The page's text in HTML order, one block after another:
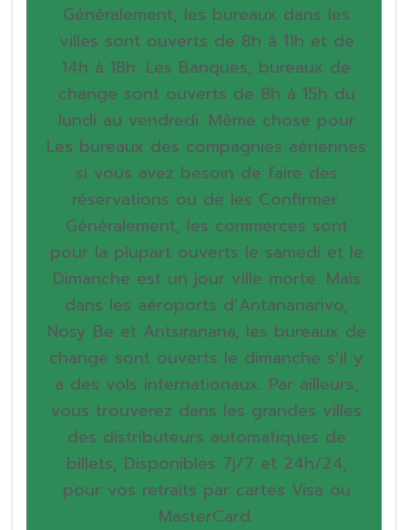
Généralement, les bureaux dans les
villes sont ouverts de 8h à 11h et de
14h à 18h. Les Banques, bureaux de
change sont ouverts de 8h à 15h du
lundi au vendredi. Même chose pour
Les bureaux des compagnies aériennes
si vous avez besoin de faire des
réservations ou de les Confirmer.
Généralement, les commerces sont
pour la plupart ouverts le samedi et le
Dimanche est un jour ville morte. Mais
dans les aéroports d’Antananarivo,
Nosy Be et Antsiranana, les bureaux de
change sont ouverts le dimanche s’il y
a des vols internationaux. Par ailleurs,
vous trouverez dans les grandes villes
des distributeurs automatiques de
billets, Disponibles 7j/7 et 24h/24,
pour vos retraits par cartes Visa ou
MasterCard.